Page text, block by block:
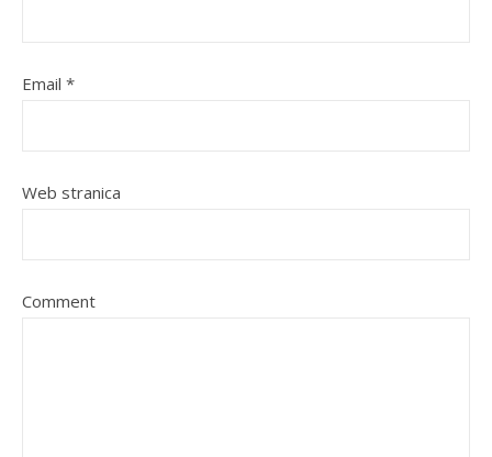
Email *
Web stranica
Comment